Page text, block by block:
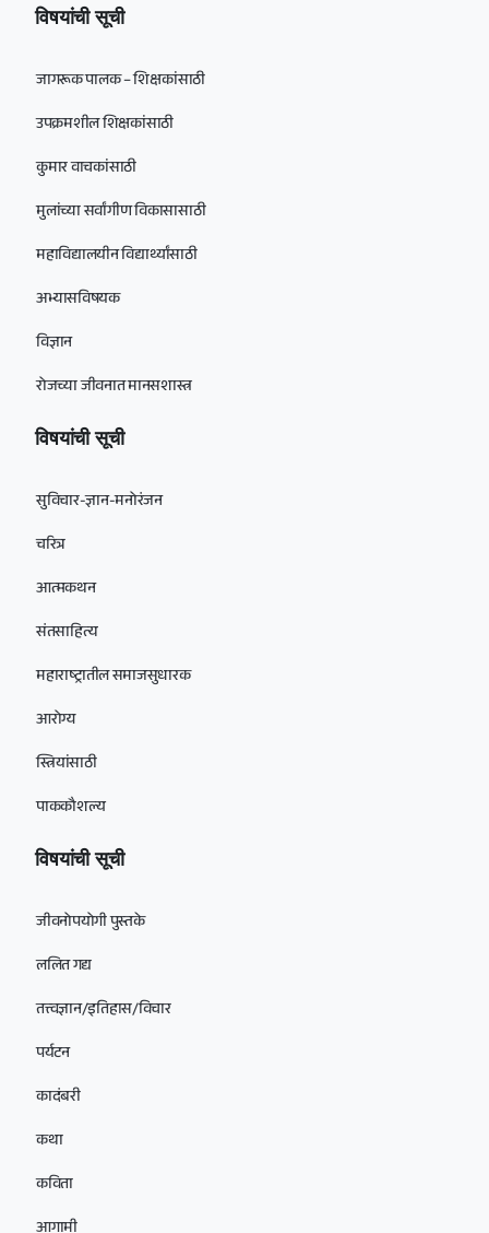
विषयांची सूची
जागरूक पालक – शिक्षकांसाठी
उपक्रमशील शिक्षकांसाठी
कुमार वाचकांसाठी
मुलांच्या सर्वांगीण विकासासाठी
महाविद्यालयीन विद्यार्थ्यांसाठी
अभ्यासविषयक
विज्ञान
रोजच्या जीवनात मानसशास्त्र
विषयांची सूची
सुविचार-ज्ञान-मनोरंजन
चरित्र
आत्मकथन
संतसाहित्य
महाराष्ट्रातील समाजसुधारक
आरोग्य
स्त्रियांसाठी
पाककौशल्य
विषयांची सूची
जीवनोपयोगी पुस्तके
ललित गद्य
तत्त्वज्ञान/इतिहास/विचार
पर्यटन
कादंबरी
कथा
कविता